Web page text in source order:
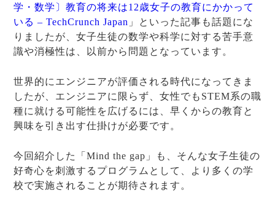
学・数学〕教育の将来は12歳女子の教育にかかって
いる – TechCrunch Japan 」といった記事も話題にな
りましたが、女子生徒の数学や科学に対する苦手意
識や消極性は、以前から問題となっています。
世界的にエンジニアが評価される時代になってきま
したが、エンジニアに限らず、女性でもSTEM系の職
種に就ける可能性を広げるには、早くからの教育と
興味を引き出す仕掛けが必要です。
今回紹介した「Mind the gap」も、そんな女子生徒の
好奇心を刺激するプログラムとして、より多くの学
校で実施されることが期待されます。